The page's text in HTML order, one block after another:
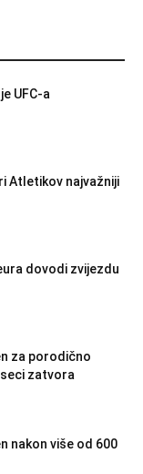
UFC-a
Atletikov najvažniji
dovodi zvijezdu
za porodično
zatvora
nakon više od 600